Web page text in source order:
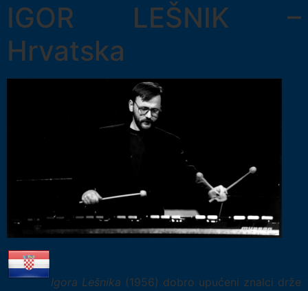
IGOR LEŠNIK –
Hrvatska
Igora Lešnika (1956) dobro upućeni znalci drže